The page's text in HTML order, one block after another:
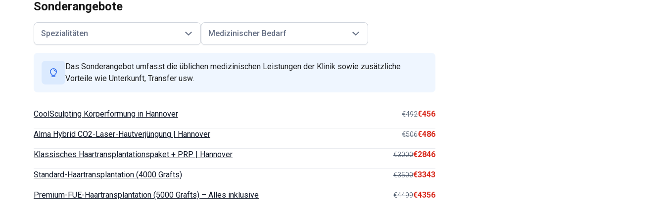
Sonderangebote
Spezialitäten Medizinischer Bedarf
Das Sonderangebot umfasst die üblichen medizinischen Leistungen der Klinik sowie zusätzliche
Vorteile wie Unterkunft, Transfer usw.
CoolSculpting Körperformung in Hannover €492€456
Alma Hybrid CO2-Laser-Hautverjüngung | Hannover €506€486
Klassisches Haartransplantationspaket + PRP | Hannover €3000€2846
Standard-Haartransplantation (4000 Grafts) €3500€3343
Premium-FUE-Haartransplantation (5000 Grafts) – Alles inklusive €4499€4356